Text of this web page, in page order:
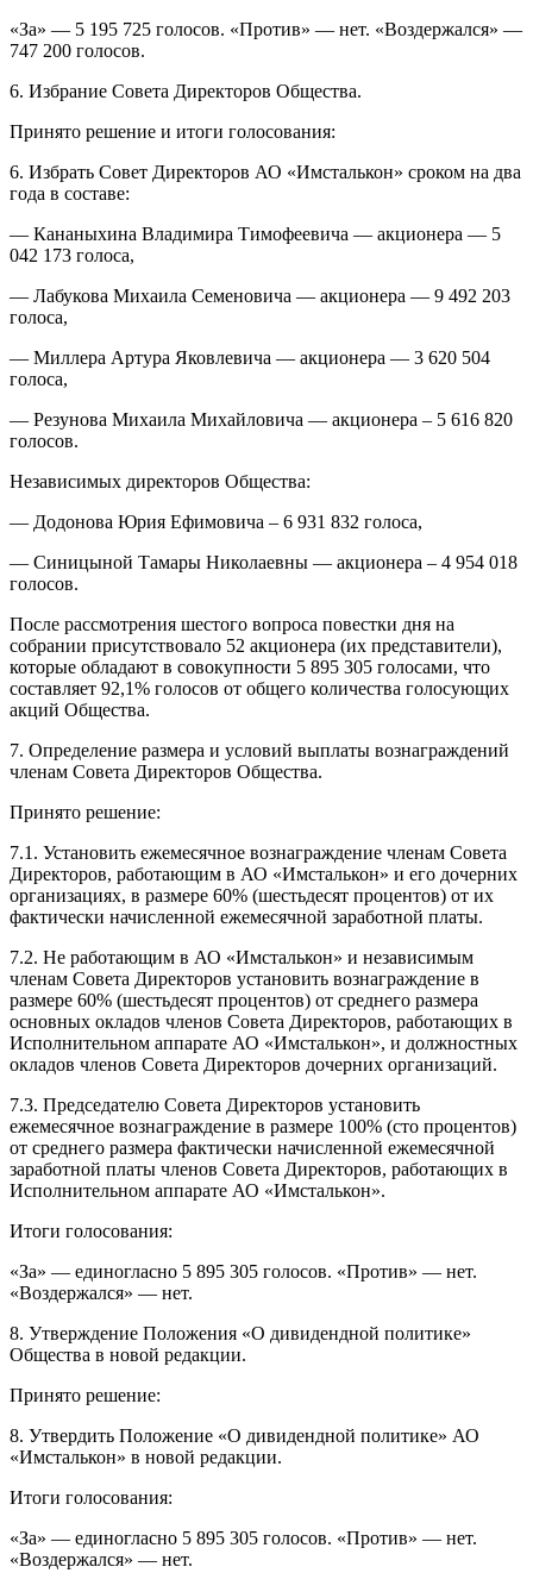
«За» — 5 195 725 голосов. «Против» — нет. «Воздержался» —
747 200 голосов.
6. Избрание Совета Директоров Общества.
Принято решение и итоги голосования:
6. Избрать Совет Директоров АО «Имсталькон» сроком на два
года в составе:
— Кананыхина Владимира Тимофеевича — акционера — 5
042 173 голоса,
— Лабукова Михаила Семеновича — акционера — 9 492 203
голоса,
— Миллера Артура Яковлевича — акционера — 3 620 504
голоса,
— Резунова Михаила Михайловича — акционера – 5 616 820
голосов.
Независимых директоров Общества:
— Додонова Юрия Ефимовича – 6 931 832 голоса,
— Синицыной Тамары Николаевны — акционера – 4 954 018
голосов.
После рассмотрения шестого вопроса повестки дня на
собрании присутствовало 52 акционера (их представители),
которые обладают в совокупности 5 895 305 голосами, что
составляет 92,1% голосов от общего количества голосующих
акций Общества.
7. Определение размера и условий выплаты вознаграждений
членам Совета Директоров Общества.
Принято решение:
7.1. Установить ежемесячное вознаграждение членам Совета
Директоров, работающим в АО «Имсталькон» и его дочерних
организациях, в размере 60% (шестьдесят процентов) от их
фактически начисленной ежемесячной заработной платы.
7.2. Не работающим в АО «Имсталькон» и независимым
членам Совета Директоров установить вознаграждение в
размере 60% (шестьдесят процентов) от среднего размера
основных окладов членов Совета Директоров, работающих в
Исполнительном аппарате АО «Имсталькон», и должностных
окладов членов Совета Директоров дочерних организаций.
7.3. Председателю Совета Директоров установить
ежемесячное вознаграждение в размере 100% (сто процентов)
от среднего размера фактически начисленной ежемесячной
заработной платы членов Совета Директоров, работающих в
Исполнительном аппарате АО «Имсталькон».
Итоги голосования:
«За» — единогласно 5 895 305 голосов. «Против» — нет.
«Воздержался» — нет.
8. Утверждение Положения «О дивидендной политике»
Общества в новой редакции.
Принято решение:
8. Утвердить Положение «О дивидендной политике» АО
«Имсталькон» в новой редакции.
Итоги голосования:
«За» — единогласно 5 895 305 голосов. «Против» — нет.
«Воздержался» — нет.